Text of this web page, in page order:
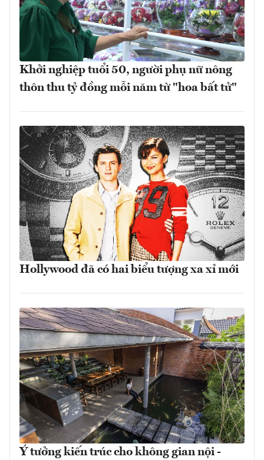
Khởi nghiệp tuổi 50, người phụ nữ nông
thôn thu tỷ đồng mỗi năm từ "hoa bất tử"
Hollywood đã có hai biểu tượng xa xỉ mới
Ý tưởng kiến trúc cho không gian nội -